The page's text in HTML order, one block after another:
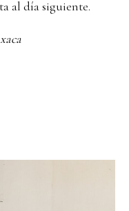
al día siguiente.